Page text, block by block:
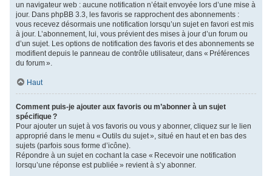
un navigateur web : aucune notification n’était envoyée lors d’une mise à
jour. Dans phpBB 3.3, les favoris se rapprochent des abonnements :
vous recevez désormais une notification lorsqu’un sujet en favori est mis
à jour. L’abonnement, lui, vous prévient des mises à jour d’un forum ou
d’un sujet. Les options de notification des favoris et des abonnements se
modifient depuis le panneau de contrôle utilisateur, dans « Préférences
du forum ».
Haut
Comment puis-je ajouter aux favoris ou m’abonner à un sujet
spécifique ?
Pour ajouter un sujet à vos favoris ou vous y abonner, cliquez sur le lien
approprié dans le menu « Outils du sujet », situé en haut et en bas des
sujets (parfois sous forme d’icône).
Répondre à un sujet en cochant la case « Recevoir une notification
lorsqu’une réponse est publiée » revient à s’y abonner.